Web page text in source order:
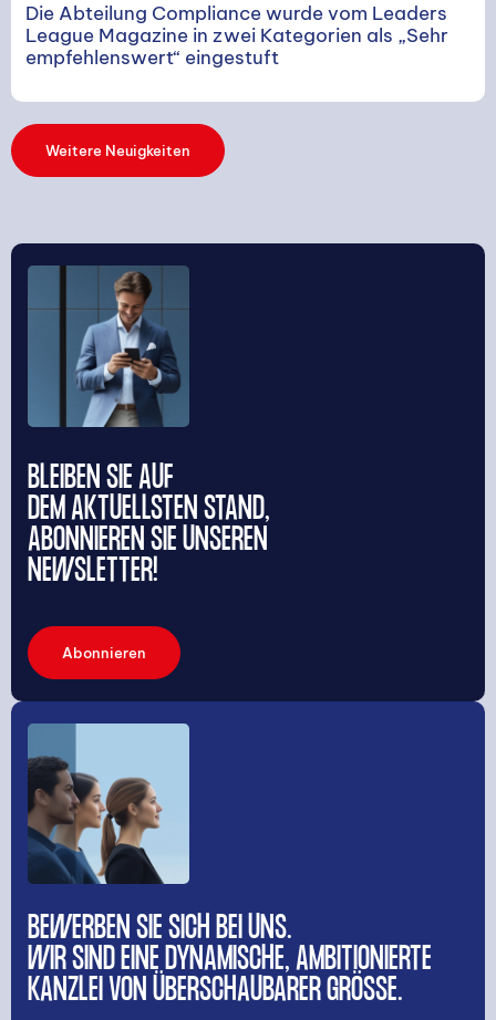
Die Abteilung Compliance wurde vom Leaders
League Magazine in zwei Kategorien als „Sehr
empfehlenswert“ eingestuft
Weitere Neuigkeiten
BLEIBEN SIE AUF
DEM AKTUELLSTEN STAND,
ABONNIEREN SIE UNSEREN
NEWSLETTER!
Abonnieren
BEWERBEN SIE SICH BEI UNS.
WIR SIND EINE DYNAMISCHE, AMBITIONIERTE
KANZLEI VON ÜBERSCHAUBARER GRÖSSE.